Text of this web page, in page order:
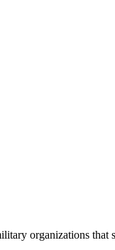
organizations